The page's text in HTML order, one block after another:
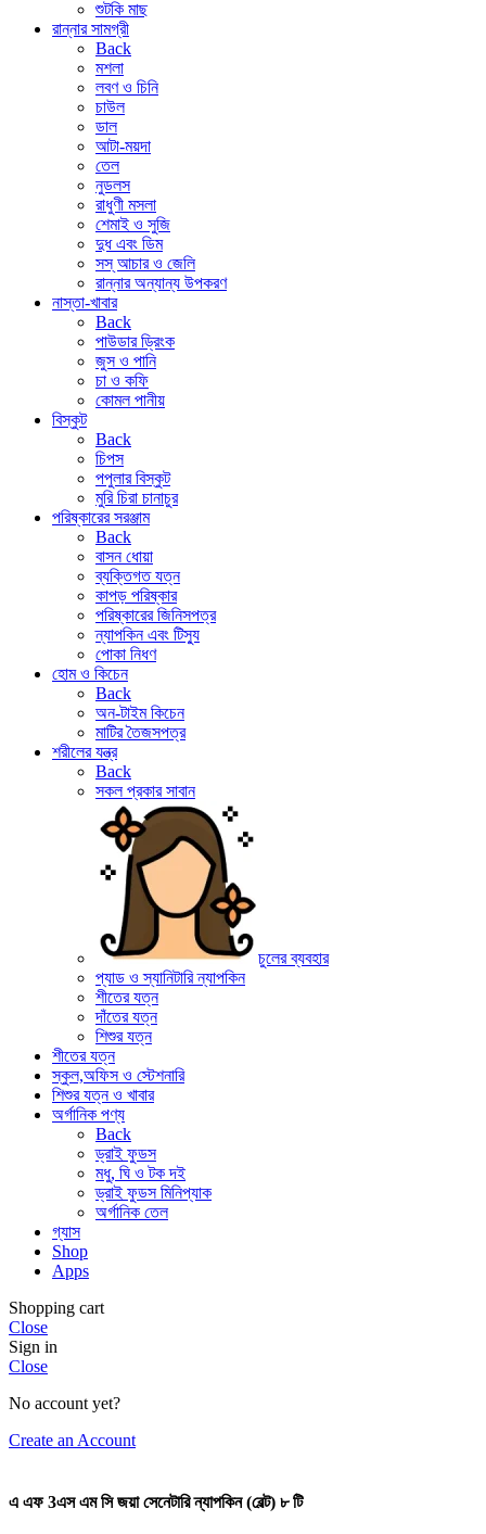
শুটকি মাছ
রান্নার সামগ্রী
Back
মশলা
লবণ ও চিনি
চাউল
ডাল
আটা-ময়দা
তেল
নুডলস
রাধুণী মসলা
শেমাই ও সুজি
দুধ এবং ডিম
সস্ আচার ও জেলি
রান্নার অন্যান্য উপকরণ
নাস্তা-খাবার
Back
পাউডার ড্রিংক
জুস ও পানি
চা ও কফি
কোমল পানীয়
বিস্কুট
Back
চিপস
পপুলার বিস্কুট
মুরি চিরা চানাচুর
পরিষ্কারের সরঞ্জাম
Back
বাসন ধোয়া
ব্যক্তিগত যত্ন
কাপড় পরিষ্কার
পরিষ্কারের জিনিসপত্র
ন্যাপকিন এবং টিস্যু
পোকা নিধণ
হোম ও কিচেন
Back
অন-টাইম কিচেন
মাটির তৈজসপত্র
শরীলের যন্ত্র
Back
সকল প্রকার সাবান
চুলের ব্যবহার
প্যাড ও স্যানিটারি ন্যাপকিন
শীতের যত্ন
দাঁতের যত্ন
শিশুর যত্ন
শীতের যত্ন
স্কুল,অফিস ও স্টেশনারি
শিশুর যত্ন ও খাবার
অর্গানিক পণ্য
Back
ড্রাই ফুডস
মধু, ঘি ও টক দই
ড্রাই ফুডস মিনিপ্যাক
অর্গানিক তেল
গ্যাস
Shop
Apps
Shopping cart
Close
Sign in
Close
No account yet?
Create an Account
এ এফ 3এস এম সি জয়া সেনেটারি ন্যাপকিন (বেল্ট) ৮ টি